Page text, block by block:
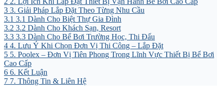
3 3. Giải Pháp Lắp Đặt Theo Từng Nhu Cầu
3.1 3.1 Dành Cho Biệt Thự Gia Đình
3.2 3.2 Dành Cho Khách Sạn, Resort
3.3 3.3 Dành Cho Bể Bơi Trường Học, Thi Đấu
4 4. Lưu Ý Khi Chọn Đơn Vị Thi Công – Lắp Đặt
5 5. Poolex – Đơn Vị Tiên Phong Trong Lĩnh Vực Thiết Bị Bể Bơi
Cao Cấp
6 6. Kết Luận
7 7. Thông Tin & Liên Hệ